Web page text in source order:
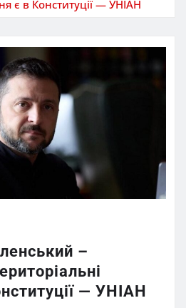
є в Конституції — УНІАН
–
— УНІАН